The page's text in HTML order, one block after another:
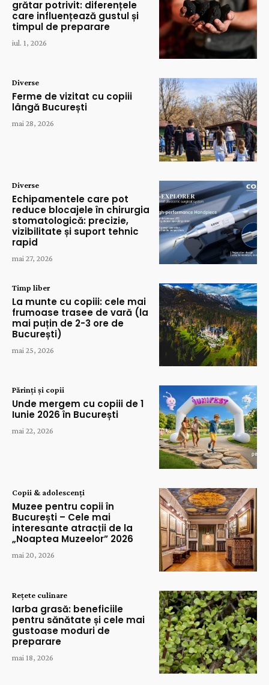
grătar potrivit: diferențele
care influențează gustul și
timpul de preparare
iul. 1, 2026
Diverse
Ferme de vizitat cu copiii
lângă București
mai 28, 2026
Diverse
Echipamentele care pot
reduce blocajele în chirurgia
stomatologică: precizie,
vizibilitate și suport tehnic
rapid
mai 27, 2026
Timp liber
La munte cu copiii: cele mai
frumoase trasee de vară (la
mai puțin de 2-3 ore de
București)
mai 25, 2026
Părinți și copii
Unde mergem cu copiii de 1
Iunie 2026 în București
mai 22, 2026
Copii & adolescenți
Muzee pentru copii în
București – Cele mai
interesante atracții de la
„Noaptea Muzeelor” 2026
mai 20, 2026
Rețete culinare
Iarba grasă: beneficiile
pentru sănătate și cele mai
gustoase moduri de
preparare
mai 18, 2026